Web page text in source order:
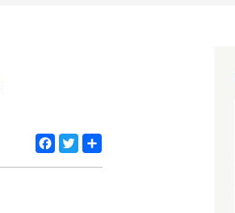
Facebook
Twitter
Share